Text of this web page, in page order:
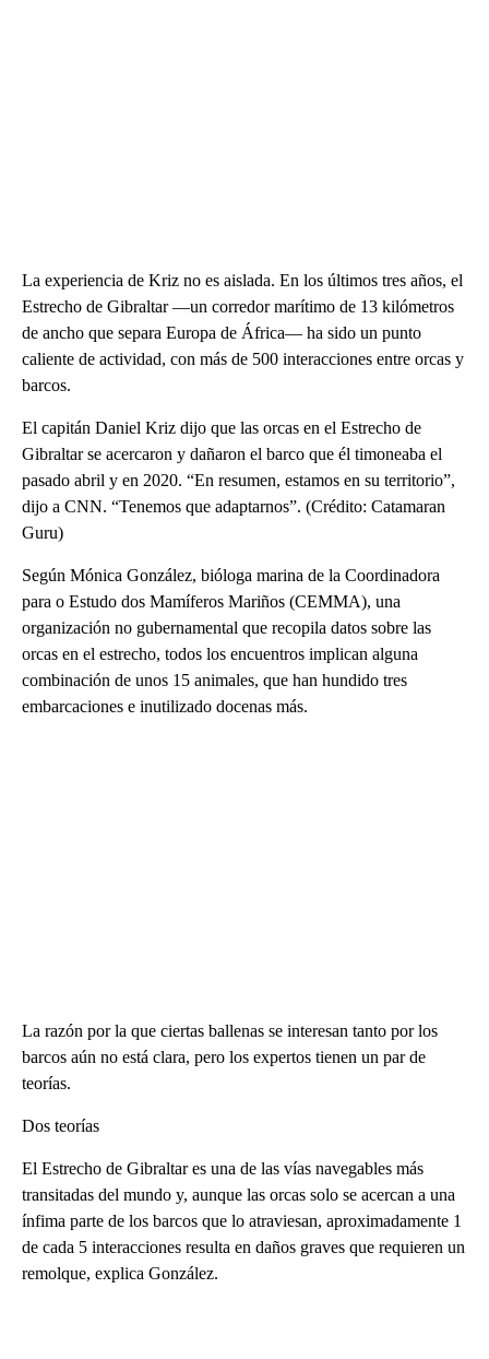
La experiencia de Kriz no es aislada. En los últimos tres años, el
Estrecho de Gibraltar —un corredor marítimo de 13 kilómetros
de ancho que separa Europa de África— ha sido un punto
caliente de actividad, con más de 500 interacciones entre orcas y
barcos.
El capitán Daniel Kriz dijo que las orcas en el Estrecho de
Gibraltar se acercaron y dañaron el barco que él timoneaba el
pasado abril y en 2020. “En resumen, estamos en su territorio”,
dijo a CNN. “Tenemos que adaptarnos”. (Crédito: Catamaran
Guru)
Según Mónica González, bióloga marina de la Coordinadora
para o Estudo dos Mamíferos Mariños (CEMMA), una
organización no gubernamental que recopila datos sobre las
orcas en el estrecho, todos los encuentros implican alguna
combinación de unos 15 animales, que han hundido tres
embarcaciones e inutilizado docenas más.
La razón por la que ciertas ballenas se interesan tanto por los
barcos aún no está clara, pero los expertos tienen un par de
teorías.
Dos teorías
El Estrecho de Gibraltar es una de las vías navegables más
transitadas del mundo y, aunque las orcas solo se acercan a una
ínfima parte de los barcos que lo atraviesan, aproximadamente 1
de cada 5 interacciones resulta en daños graves que requieren un
remolque, explica González.